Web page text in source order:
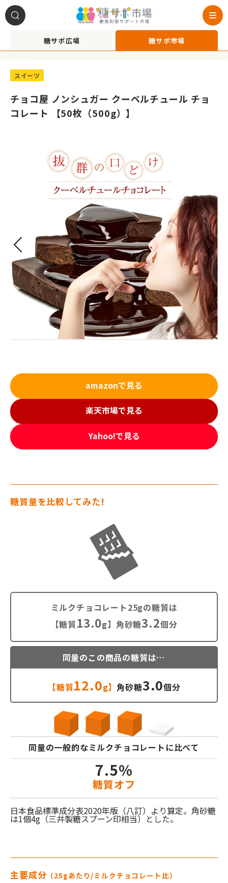
糖サポ広場 糖サポ市場
A1022008
スイーツ
チョコ屋 ノンシュガー クーベルチュール チョ
コレート 【50枚（500g）】
amazonで見る
楽天市場で見る
Yahoo!で見る
糖質量を比較してみた!
ミルクチョコレート25gの糖質は
【糖質13.0g】角砂糖3.2個分
同量のこの商品の糖質は…
【糖質12.0g】 角砂糖3.0個分
同量の一般的なミルクチョコレートに比べて
7.5%
糖質オフ
日本食品標準成分表2020年版（八訂）より算定。角砂糖
は1個4g（三井製糖スプーン印相当）とした。
主要成分 （25gあたり/ミルクチョコレート比）